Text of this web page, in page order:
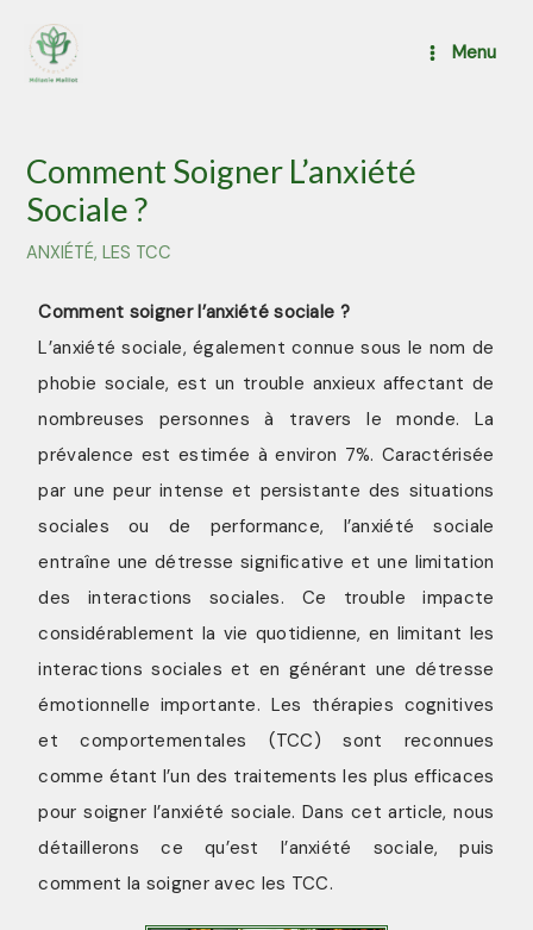
Menu
Comment Soigner L’anxiété
Sociale ?
ANXIÉTÉ,LES TCC
Comment soigner l’anxiété sociale ?
L’anxiété sociale, également connue sous le nom de
phobie sociale, est un trouble anxieux affectant de
nombreuses personnes à travers le monde. La
prévalence est estimée à environ 7%. Caractérisée
par une peur intense et persistante des situations
sociales ou de performance, l’anxiété sociale
entraîne une détresse significative et une limitation
des interactions sociales. Ce trouble impacte
considérablement la vie quotidienne, en limitant les
interactions sociales et en générant une détresse
émotionnelle importante. Les thérapies cognitives
et comportementales (TCC) sont reconnues
comme étant l’un des traitements les plus efficaces
pour soigner l’anxiété sociale. Dans cet article, nous
détaillerons ce qu’est l’anxiété sociale, puis
comment la soigner avec les TCC.